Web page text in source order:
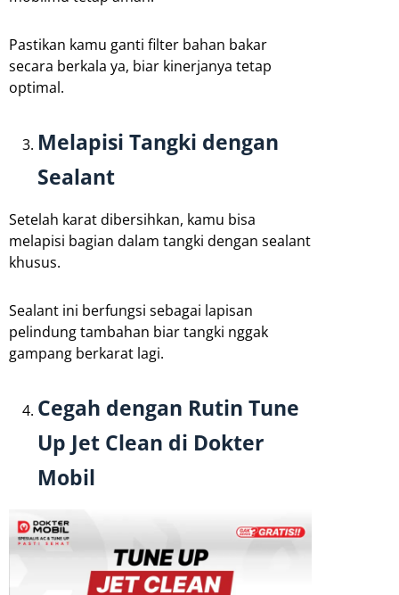
Pastikan kamu ganti filter bahan bakar
secara berkala ya, biar kinerjanya tetap
optimal.
Melapisi Tangki dengan
Sealant
Setelah karat dibersihkan, kamu bisa
melapisi bagian dalam tangki dengan sealant
khusus.
Sealant ini berfungsi sebagai lapisan
pelindung tambahan biar tangki nggak
gampang berkarat lagi.
Cegah dengan Rutin Tune
Up Jet Clean di Dokter
Mobil